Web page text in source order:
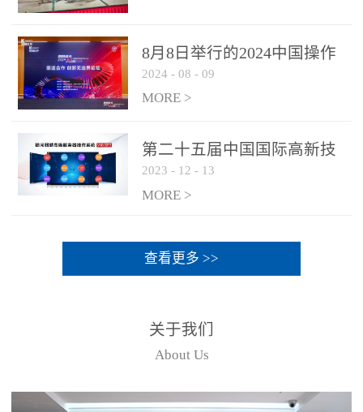
8月8日举行的2024中国操作
系统产业大会渠道论坛，科
网通荣获区域营销优质伙伴
2024 - 08 - 09
MORE >
第二十五届中国国际高新技
术成果交易会 银河麒麟高级
服务器操作系统荣获 “优秀
2023 - 12 - 13
MORE >
查看更多 >>
关于我们
About Us